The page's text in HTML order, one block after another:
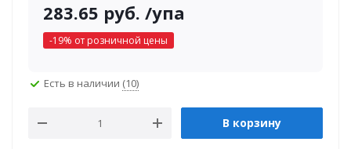
283.65 руб. /упа
-19% от розничной цены
Есть в наличии (10)
В корзину